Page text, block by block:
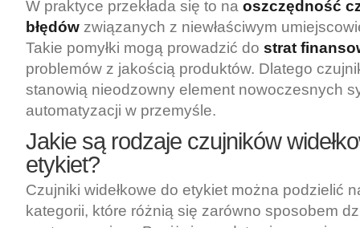
W praktyce przekłada się to na oszczędność
błędów związanych z niewłaściwym
Takie pomyłki mogą prowadzić do strat
problemów z jakością produktów. Dlatego
stanowią nieodzowny element nowoczesnych
automatyzacji w przemyśle.
Jakie są rodzaje czujników
etykiet?
Czujniki widełkowe do etykiet można podzielić
kategorii, które różnią się zarówno sposobem